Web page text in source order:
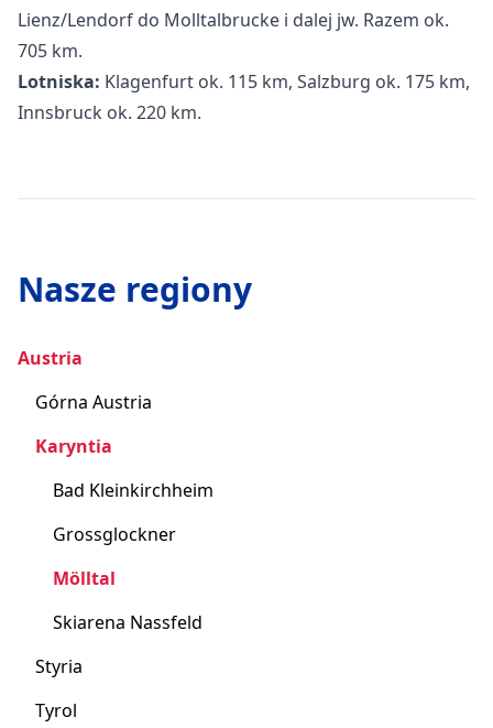
Lienz/Lendorf do Molltalbrucke i dalej jw. Razem ok.
705 km.
Lotniska: Klagenfurt ok. 115 km, Salzburg ok. 175 km,
Innsbruck ok. 220 km.
Nasze regiony
Austria
Górna Austria
Karyntia
Bad Kleinkirchheim
Grossglockner
Mölltal
Skiarena Nassfeld
Styria
Tyrol